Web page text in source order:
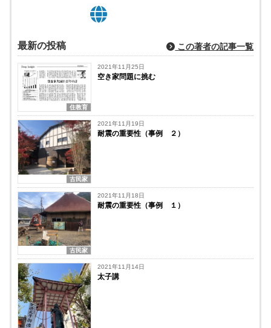
最新の投稿 この著者の記事一覧
住教育
2021年11月25日
空き家問題に挑む
古民家
2021年11月19日
耐震の重要性（事例 ２）
古民家
2021年11月18日
耐震の重要性（事例 １）
2021年11月14日
太子講